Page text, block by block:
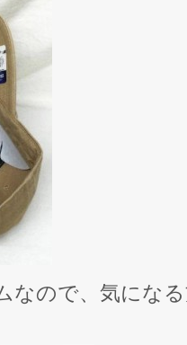
なので、気にな